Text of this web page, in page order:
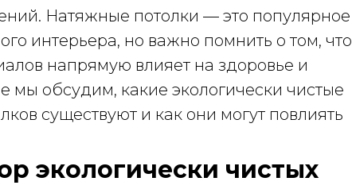
Натяжные потолки — это популярное
интерьера, но важно помнить о том, что
напрямую влияет на здоровье и
мы обсудим, какие экологически чистые
существуют и как они могут повлиять
экологически чистых